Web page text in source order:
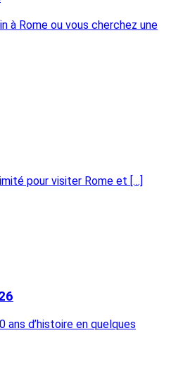
à Rome ou vous cherchez une
pour visiter Rome et […]
ans d’histoire en quelques